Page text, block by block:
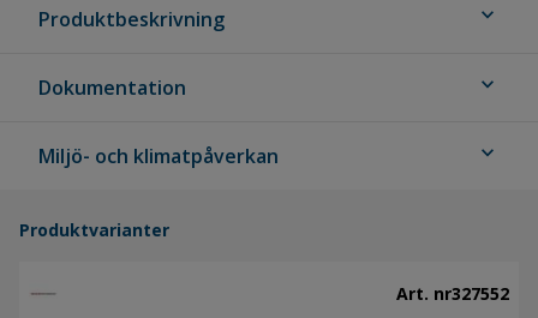
Produktbeskrivning expand_more
Dokumentation expand_more
Miljö- och klimatpåverkan expand_more
Produktvarianter
Art. nr327552